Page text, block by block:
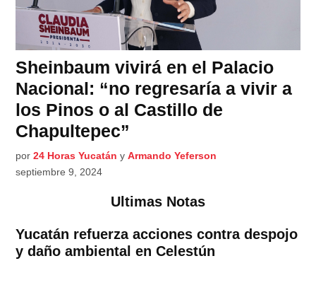
Sheinbaum vivirá en el Palacio
Nacional: “no regresaría a vivir a
los Pinos o al Castillo de
Chapultepec”
por 24 Horas Yucatán yArmando Yeferson
septiembre 9, 2024
Ultimas Notas
Yucatán refuerza acciones contra despojo
y daño ambiental en Celestún